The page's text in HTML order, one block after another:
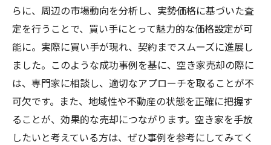
らに、周辺の市場動向を分析し、実勢価格に基づいた査
定を行うことで、買い手にとって魅力的な価格設定が可
能に。実際に買い手が現れ、契約までスムーズに進展し
ました。このような成功事例を基に、空き家売却の際に
は、専門家に相談し、適切なアプローチを取ることが不
可欠です。また、地域性や不動産の状態を正確に把握す
ることが、効果的な売却につながります。空き家を手放
したいと考えている方は、ぜひ事例を参考にしてみてく